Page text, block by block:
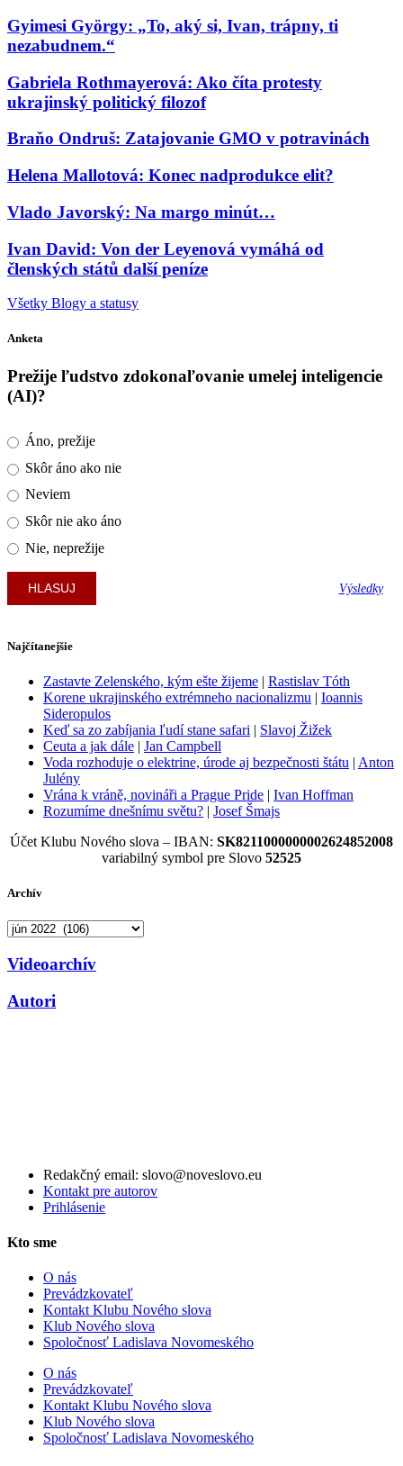
Gyimesi György: „To, aký si, Ivan, trápny, ti
nezabudnem.“
Gabriela Rothmayerová: Ako číta protesty
ukrajinský politický filozof
Braňo Ondruš: Zatajovanie GMO v potravinách
Helena Mallotová: Konec nadprodukce elit?
Vlado Javorský: Na margo minút…
Ivan David: Von der Leyenová vymáhá od
členských států další peníze
Všetky Blogy a statusy
Anketa
Prežije ľudstvo zdokonaľovanie umelej inteligencie
(AI)?
Áno, prežije
Skôr áno ako nie
Neviem
Skôr nie ako áno
Nie, neprežije
Výsledky
Najčítanejšie
Zastavte Zelenského, kým ešte žijeme | Rastislav Tóth
Korene ukrajinského extrémneho nacionalizmu | Ioannis
Sideropulos
Keď sa zo zabíjania ľudí stane safari | Slavoj Žižek
Ceuta a jak dále | Jan Campbell
Voda rozhoduje o elektrine, úrode aj bezpečnosti štátu | Anton
Julény
Vrána k vráně, novináři a Prague Pride | Ivan Hoffman
Rozumíme dnešnímu světu? | Josef Šmajs
Účet Klubu Nového slova – IBAN: SK8211000000002624852008
variabilný symbol pre Slovo 52525
Archív
Archív
Videoarchív
Autori
Redakčný email: slovo@noveslovo.eu
Kontakt pre autorov
Prihlásenie
Kto sme
O nás
Prevádzkovateľ
Kontakt Klubu Nového slova
Klub Nového slova
Spoločnosť Ladislava Novomeského
O nás
Prevádzkovateľ
Kontakt Klubu Nového slova
Klub Nového slova
Spoločnosť Ladislava Novomeského